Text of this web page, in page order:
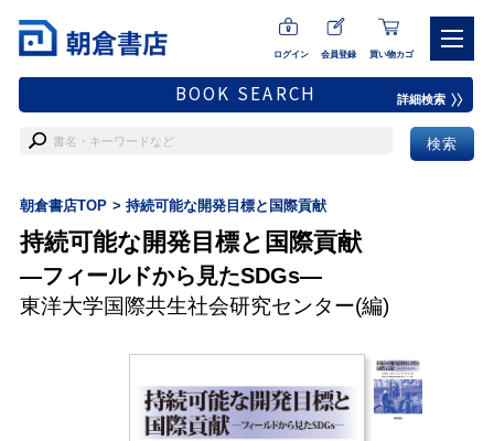
ログイン 会員登録 買い物カゴ
BOOK SEARCH 詳細検索
朝倉書店TOP 持続可能な開発目標と国際貢献
持続可能な開発目標と国際貢献
―フィールドから見たSDGs―
東洋大学国際共生社会研究センター(編)